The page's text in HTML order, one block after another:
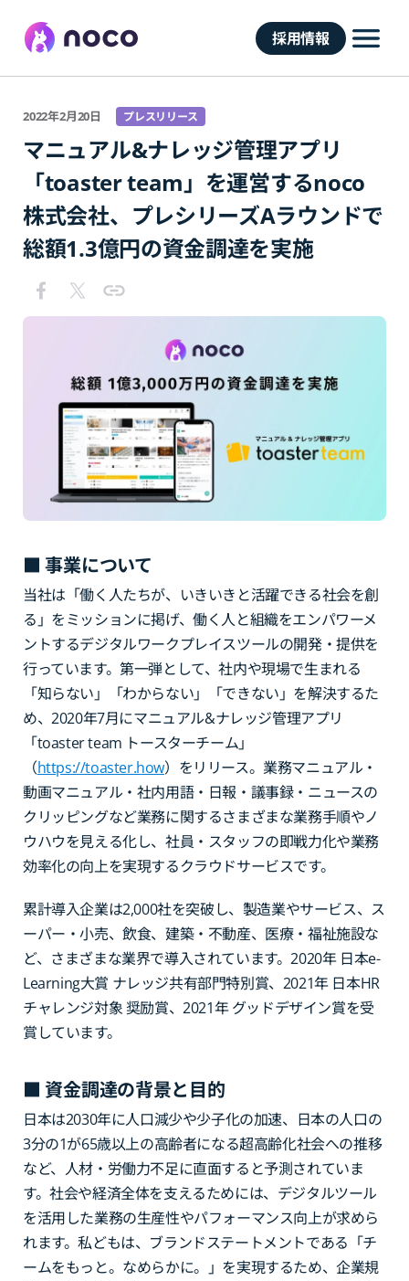
採用情報
2022年2月20日 プレスリリース
マニュアル&ナレッジ管理アプリ
「toaster team」を運営するnoco
株式会社、プレシリーズAラウンドで
総額1.3億円の資金調達を実施
■ 事業について
当社は「働く人たちが、いきいきと活躍できる社会を創
る」をミッションに掲げ、働く人と組織をエンパワーメ
ントするデジタルワークプレイスツールの開発・提供を
行っています。第一弾として、社内や現場で生まれる
「知らない」「わからない」「できない」を解決するた
め、2020年7月にマニュアル&ナレッジ管理アプリ
「toaster team トースターチーム」
（https://toaster.how）をリリース。業務マニュアル・
動画マニュアル・社内用語・日報・議事録・ニュースの
クリッピングなど業務に関するさまざまな業務手順やノ
ウハウを見える化し、社員・スタッフの即戦力化や業務
効率化の向上を実現するクラウドサービスです。
累計導入企業は2,000社を突破し、製造業やサービス、ス
ーパー・小売、飲食、建築・不動産、医療・福祉施設な
ど、さまざまな業界で導入されています。2020年 日本e-
Learning大賞 ナレッジ共有部門特別賞、2021年 日本HR
チャレンジ対象 奨励賞、2021年 グッドデザイン賞を受
賞しています。
■ 資金調達の背景と目的
日本は2030年に人口減少や少子化の加速、日本の人口の
3分の1が65歳以上の高齢者になる超高齢化社会への推移
など、人材・労働力不足に直面すると予測されていま
す。社会や経済全体を支えるためには、デジタルツール
を活用した業務の生産性やパフォーマンス向上が求めら
れます。私どもは、ブランドステートメントである「チ
ームをもっと。なめらかに。」を実現するため、企業規